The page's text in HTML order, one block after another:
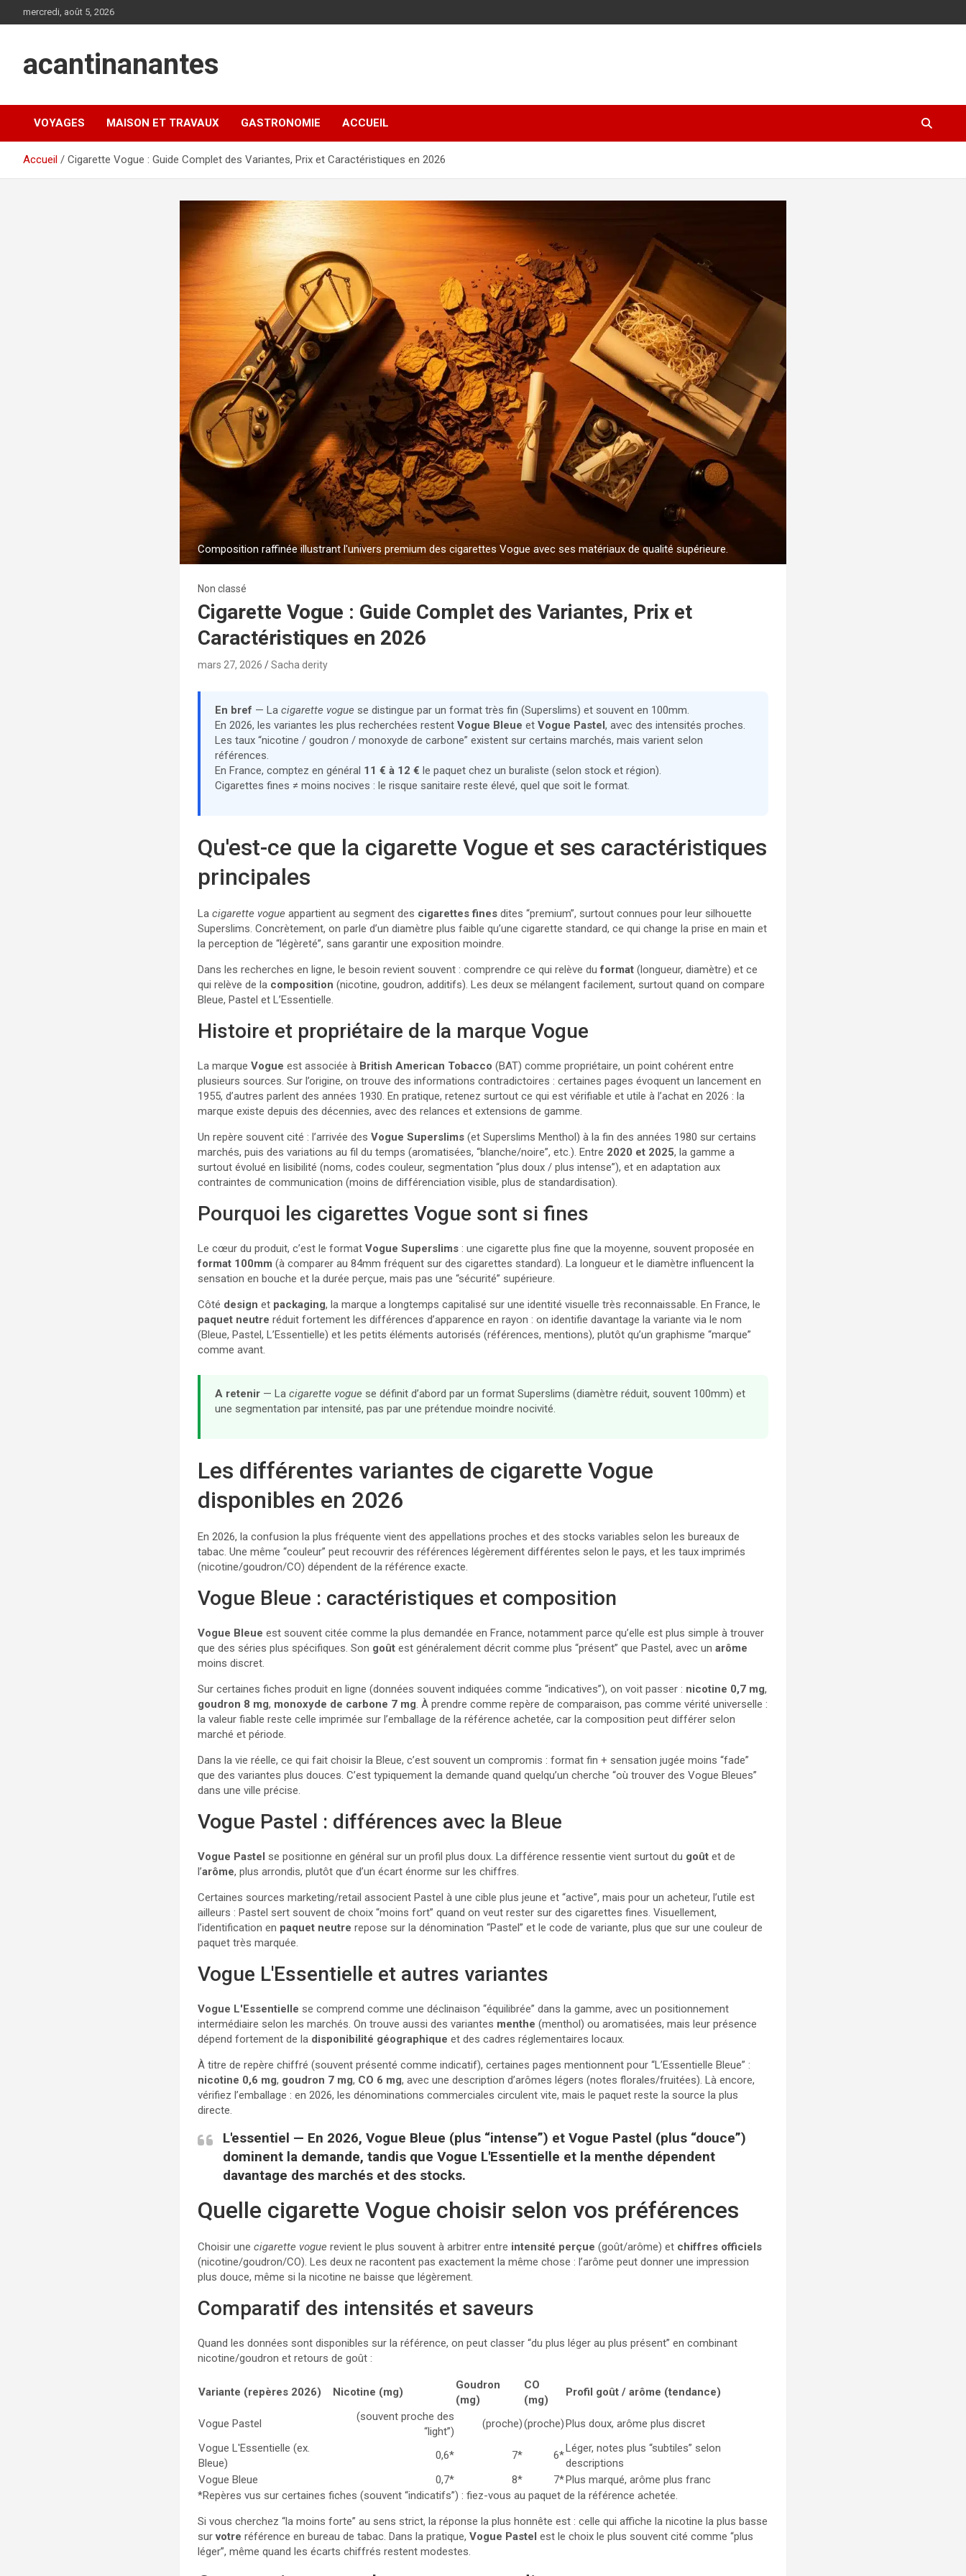
au
mercredi, août 5, 2026
acantinanantes
VOYAGES MAISON ET TRAVAUX GASTRONOMIE ACCUEIL
Accueil Cigarette Vogue : Guide Complet des Variantes, Prix et Caractéristiques en 2026
Composition raffinée illustrant l'univers premium des cigarettes Vogue avec ses matériaux de qualité supérieure.
Non classé
Cigarette Vogue : Guide Complet des Variantes, Prix et
Caractéristiques en 2026
mars 27, 2026 Sacha derity
En bref — Lacigarette vogue se distingue par un format très fin (Superslims) et souvent en 100mm.
En 2026, les variantes les plus recherchées restentVogue Bleue etVogue Pastel, avec des intensités proches.
Les taux “nicotine / goudron / monoxyde de carbone” existent sur certains marchés, mais varient selon
références.
En France, comptez en général 11 € à 12 € le paquet chez un buraliste (selon stock et région).
Cigarettes fines ≠ moins nocives : le risque sanitaire reste élevé, quel que soit le format.
Qu'est-ce que la cigarette Vogue et ses caractéristiques
principales
Lacigarette vogue appartient au segment des cigarettes fines dites “premium”, surtout connues pour leur silhouette
Superslims. Concrètement, on parle d’un diamètre plus faible qu’une cigarette standard, ce qui change la prise en main et
la perception de “légèreté”, sans garantir une exposition moindre.
Dans les recherches en ligne, le besoin revient souvent : comprendre ce qui relève duformat (longueur, diamètre) et ce
qui relève de la composition (nicotine, goudron, additifs). Les deux se mélangent facilement, surtout quand on compare
Bleue, Pastel et L’Essentielle.
Histoire et propriétaire de la marque Vogue
La marqueVogue est associée à British American Tobacco (BAT) comme propriétaire, un point cohérent entre
plusieurs sources. Sur l’origine, on trouve des informations contradictoires : certaines pages évoquent un lancement en
1955, d’autres parlent des années 1930. En pratique, retenez surtout ce qui est vérifiable et utile à l’achat en 2026 : la
marque existe depuis des décennies, avec des relances et extensions de gamme.
Un repère souvent cité : l’arrivée desVogue Superslims (et Superslims Menthol) à la fin des années 1980 sur certains
marchés, puis des variations au fil du temps (aromatisées, “blanche/noire”, etc.). Entre 2020 et 2025, la gamme a
surtout évolué en lisibilité (noms, codes couleur, segmentation “plus doux / plus intense”), et en adaptation aux
contraintes de communication (moins de différenciation visible, plus de standardisation).
Pourquoi les cigarettes Vogue sont si fines
Le cœur du produit, c’est le formatVogue Superslims : une cigarette plus fine que la moyenne, souvent proposée en
format 100mm (à comparer au 84mm fréquent sur des cigarettes standard). La longueur et le diamètre influencent la
sensation en bouche et la durée perçue, mais pas une “sécurité” supérieure.
Côté design et packaging, la marque a longtemps capitalisé sur une identité visuelle très reconnaissable. En France, le
paquet neutre réduit fortement les différences d’apparence en rayon : on identifie davantage la variante via le nom
(Bleue, Pastel, L’Essentielle) et les petits éléments autorisés (références, mentions), plutôt qu’un graphisme “marque”
comme avant.
A retenir — Lacigarette vogue se définit d’abord par un format Superslims (diamètre réduit, souvent 100mm) et
une segmentation par intensité, pas par une prétendue moindre nocivité.
Les différentes variantes de cigarette Vogue
disponibles en 2026
En 2026, la confusion la plus fréquente vient des appellations proches et des stocks variables selon les bureaux de
tabac. Une même “couleur” peut recouvrir des références légèrement différentes selon le pays, et les taux imprimés
(nicotine/goudron/CO) dépendent de la référence exacte.
Vogue Bleue : caractéristiques et composition
Vogue Bleue est souvent citée comme la plus demandée en France, notamment parce qu’elle est plus simple à trouver
que des séries plus spécifiques. Son goût est généralement décrit comme plus “présent” que Pastel, avec unarôme
moins discret.
Sur certaines fiches produit en ligne (données souvent indiquées comme “indicatives”), on voit passer : nicotine 0,7 mg,
goudron 8 mg, monoxyde de carbone 7 mg. À prendre comme repère de comparaison, pas comme vérité universelle :
la valeur fiable reste celle imprimée sur l’emballage de la référence achetée, car la composition peut différer selon
marché et période.
Dans la vie réelle, ce qui fait choisir la Bleue, c’est souvent un compromis : format fin + sensation jugée moins “fade”
que des variantes plus douces. C’est typiquement la demande quand quelqu’un cherche “où trouver des Vogue Bleues”
dans une ville précise.
Vogue Pastel : différences avec la Bleue
Vogue Pastel se positionne en général sur un profil plus doux. La différence ressentie vient surtout du goût et de
l’arôme, plus arrondis, plutôt que d’un écart énorme sur les chiffres.
Certaines sources marketing/retail associent Pastel à une cible plus jeune et “active”, mais pour un acheteur, l’utile est
ailleurs : Pastel sert souvent de choix “moins fort” quand on veut rester sur des cigarettes fines. Visuellement,
l’identification en paquet neutre repose sur la dénomination “Pastel” et le code de variante, plus que sur une couleur de
paquet très marquée.
Vogue L'Essentielle et autres variantes
Vogue L'Essentielle se comprend comme une déclinaison “équilibrée” dans la gamme, avec un positionnement
intermédiaire selon les marchés. On trouve aussi des variantes menthe (menthol) ou aromatisées, mais leur présence
dépend fortement de la disponibilité géographique et des cadres réglementaires locaux.
À titre de repère chiffré (souvent présenté comme indicatif), certaines pages mentionnent pour “L’Essentielle Bleue” :
nicotine 0,6 mg, goudron 7 mg, CO 6 mg, avec une description d’arômes légers (notes florales/fruitées). Là encore,
vérifiez l’emballage : en 2026, les dénominations commerciales circulent vite, mais le paquet reste la source la plus
directe.
L'essentiel — En 2026, Vogue Bleue (plus “intense”) et Vogue Pastel (plus “douce”)
dominent la demande, tandis que Vogue L'Essentielle et la menthe dépendent
davantage des marchés et des stocks.
Quelle cigarette Vogue choisir selon vos préférences
Choisir unecigarette vogue revient le plus souvent à arbitrer entre intensité perçue (goût/arôme) et chiffres officiels
(nicotine/goudron/CO). Les deux ne racontent pas exactement la même chose : l’arôme peut donner une impression
plus douce, même si la nicotine ne baisse que légèrement.
Comparatif des intensités et saveurs
Quand les données sont disponibles sur la référence, on peut classer “du plus léger au plus présent” en combinant
nicotine/goudron et retours de goût :
Variante (repères 2026) Nicotine (mg)
Goudron
(mg)
CO
(mg)
Profil goût / arôme (tendance)
Vogue Pastel
(souvent proche des
“light”)
(proche)(proche)Plus doux, arôme plus discret
Vogue L'Essentielle (ex.
Bleue)
0,6* 7* 6*
Léger, notes plus “subtiles” selon
descriptions
Vogue Bleue
0,7* 8* 7*Plus marqué, arôme plus franc
*Repères vus sur certaines fiches (souvent “indicatifs”) : fiez-vous au paquet de la référence achetée.
Si vous cherchez “la moins forte” au sens strict, la réponse la plus honnête est : celle qui affiche la nicotine la plus basse
survotre référence en bureau de tabac. Dans la pratique,Vogue Pastel est le choix le plus souvent cité comme “plus
léger”, même quand les écarts chiffrés restent modestes.